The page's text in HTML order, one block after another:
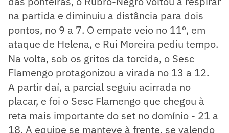
na partida e diminuiu a distância para dois
pontos, no 9 a 7. O empate veio no 11º, em
ataque de Helena, e Rui Moreira pediu tempo.
Na volta, sob os gritos da torcida, o Sesc
Flamengo protagonizou a virada no 13 a 12.
A partir daí, a parcial seguiu acirrada no
placar, e foi o Sesc Flamengo que chegou à
reta mais importante do set no domínio - 21 a
18. A equipe se manteve à frente, se valendo